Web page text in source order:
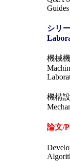
Guides
シリ
機械
機構
論文/